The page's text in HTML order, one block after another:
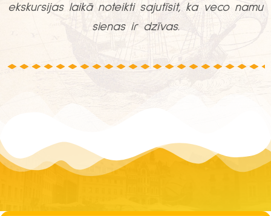
ekskursijas laikā noteikti sajutīsit, ka veco namu
sienas ir dzīvas.